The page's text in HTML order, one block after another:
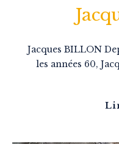
Jacques BILLON
les années 60,